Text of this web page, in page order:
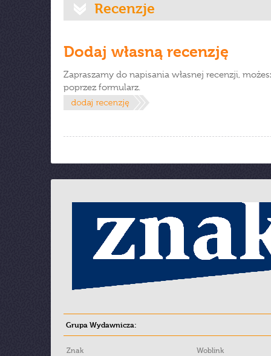
Recenzje
Dodaj własną recenzję
Zapraszamy do napisania własnej recenzji,
poprzez formularz.
Grupa Wydawnicza:
Znak
Woblink